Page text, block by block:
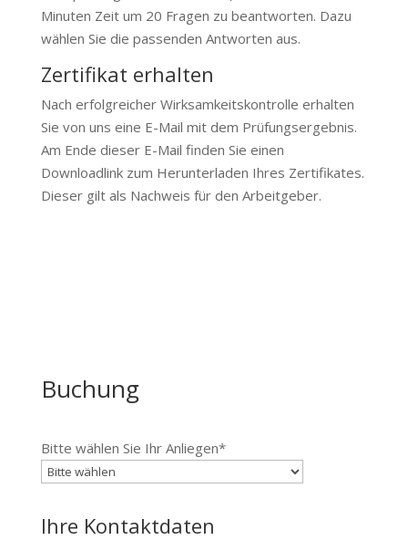
Minuten Zeit um 20 Fragen zu beantworten. Dazu
wählen Sie die passenden Antworten aus.
Zertifikat erhalten
Nach erfolgreicher Wirksamkeitskontrolle erhalten
Sie von uns eine E-Mail mit dem Prüfungsergebnis.
Am Ende dieser E-Mail finden Sie einen
Downloadlink zum Herunterladen Ihres Zertifikates.
Dieser gilt als Nachweis für den Arbeitgeber.
Buchung
Bitte wählen Sie Ihr Anliegen*
Ihre Kontaktdaten